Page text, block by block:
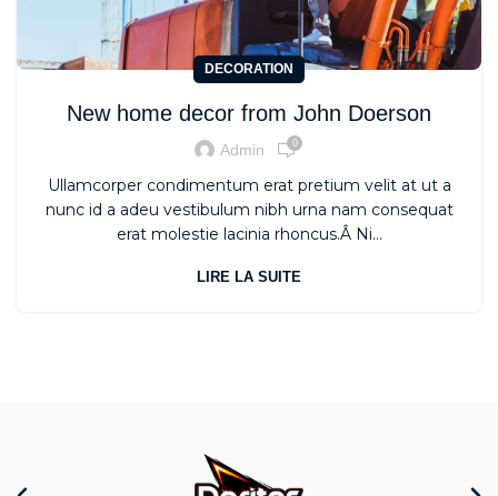
DECORATION
New home decor from John Doerson
Admin 0
Ullamcorper condimentum erat pretium velit at ut a
nunc id a adeu vestibulum nibh urna nam consequat
erat molestie lacinia rhoncus.Â Ni...
LIRE LA SUITE